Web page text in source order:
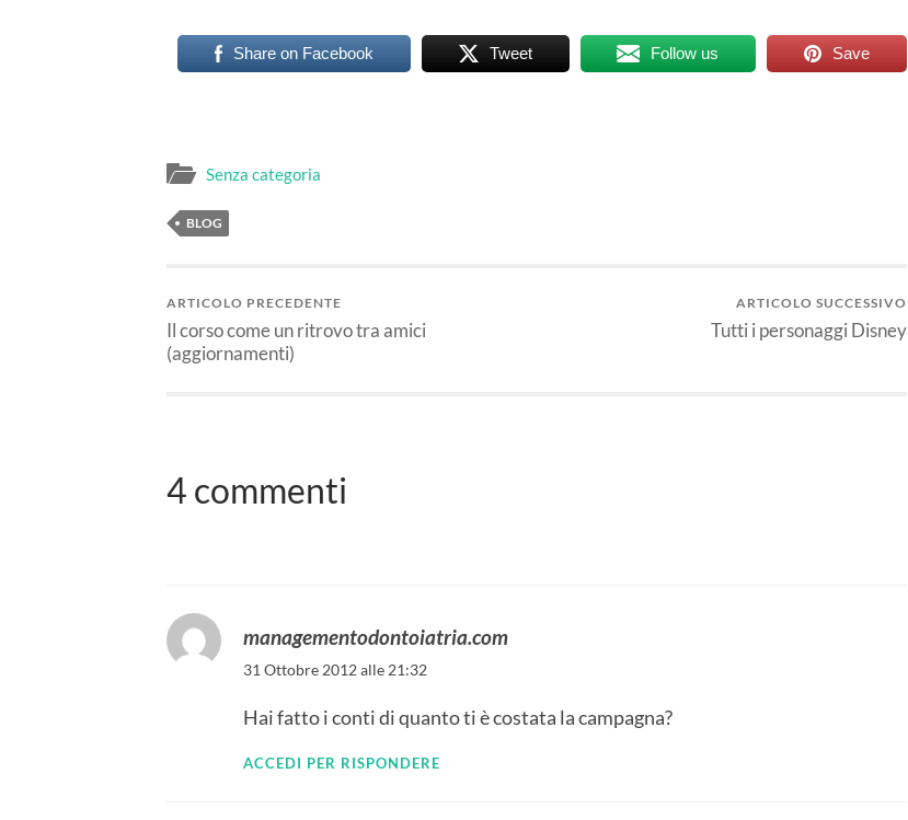
Share on Facebook Tweet Follow us Save
Senza categoria
BLOG
ARTICOLO PRECEDENTE
Il corso come un ritrovo tra amici
(aggiornamenti)
ARTICOLO SUCCESSIVO
Tutti i personaggi Disney
4 commenti
managementodontoiatria.com
31 Ottobre 2012 alle 21:32
Hai fatto i conti di quanto ti è costata la campagna?
ACCEDI PER RISPONDERE